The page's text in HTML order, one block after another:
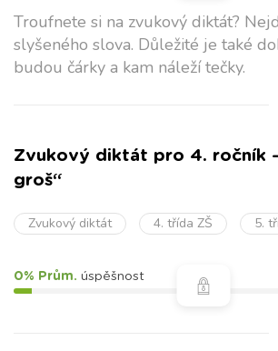
Troufnete si na zvukový diktát?
slyšeného slova. Důležité je také
budou čárky a kam náleží tečky.
Zvukový diktát pro 4. ročník
groš“
Zvukový diktát 4. třída ZŠ 5.
0% Prům. úspěšnost